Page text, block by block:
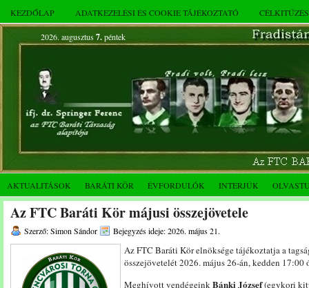
KEZDŐLAP ADATKEZELÉSI ÉS COOKIE TÁJÉKOZTATÓ
2026. augusztus 7.péntek
AKTUALITÁSOK BARÁTI KÖR ÉVFORDULÓK INTERJÚK
Az FTC Baráti Kör májusi összejövetele
Szerző: Simon Sándor Bejegyzés ideje: 2026. május 21.
Az FTC Baráti Kör elnöksége tájékoztatja a
összejövetelét 2026. május 26-án, kedden
Meghívott vendégeinkBánki József(egykori